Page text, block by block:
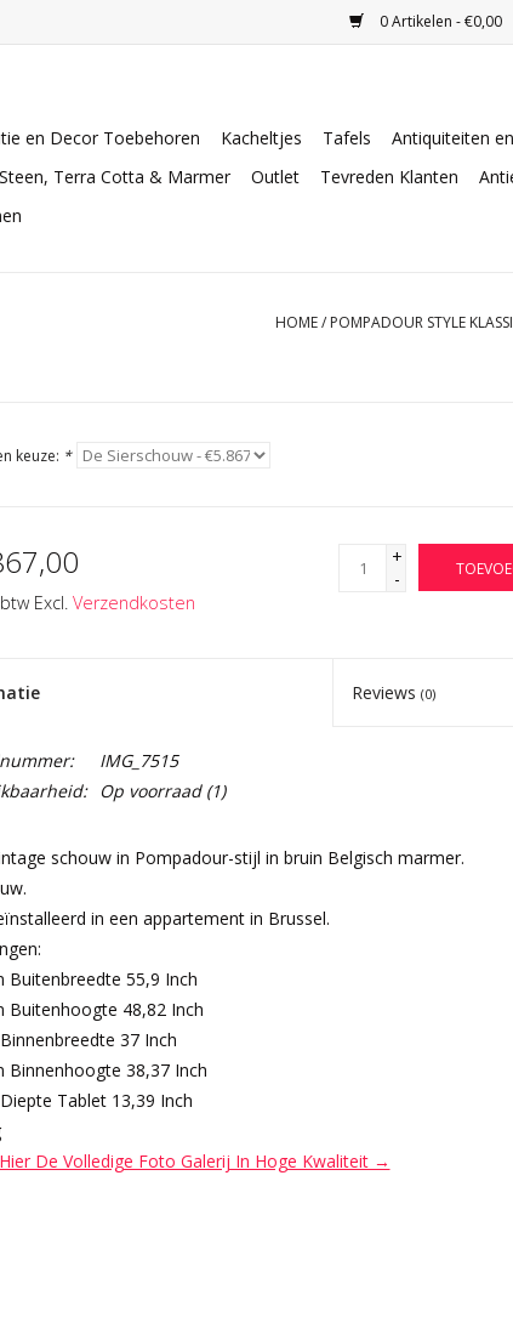
0 Artikelen - €0,00
en Decor Toebehoren Kacheltjes Tafels
Antiquiteiten
Terra Cotta & Marmer Outlet Tevreden Klanten
HOME/ POMPADOUR STYLE
keuze: *
Excl. Verzendkosten
+
-
Reviews(0)
IMG_7515
Op voorraad(1)
schouw in Pompadour-stijl in bruin Belgisch marmer.
in een appartement in Brussel.
Buitenbreedte 55,9 Inch
Buitenhoogte 48,82 Inch
37 Inch
Binnenhoogte 38,37 Inch
Tablet 13,39 Inch
De Volledige Foto Galerij In Hoge Kwaliteit →